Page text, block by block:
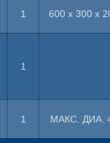
1 600 x 300 x
1
1 МАКС. ДИА.